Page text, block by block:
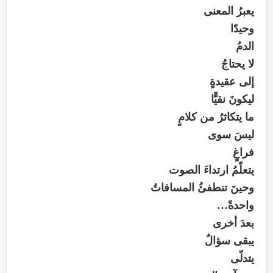
يعبرُ المعنى
وحيدًا
الدمُ
لا يحتاجُ
إلى عقيدةٍ
ليكونَ نقيًّا
ما يتكاثرُ من كلامٍ
ليسَ سوى
فراغٍ
يتعلّمُ ارتداءَ الصوت
وحينَ تنطفئُ المسافاتُ
واحدةً…
بعدَ أخرى
يبقى سؤالٌ
يتدلّى